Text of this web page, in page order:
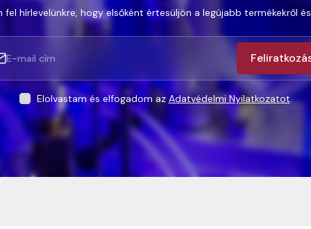
fel hírlevelünkre, hogy elsőként értesüljön a legújabb termékekről
Elolvastam és elfogadom azAdatvédelmi Nyilatkozatot.